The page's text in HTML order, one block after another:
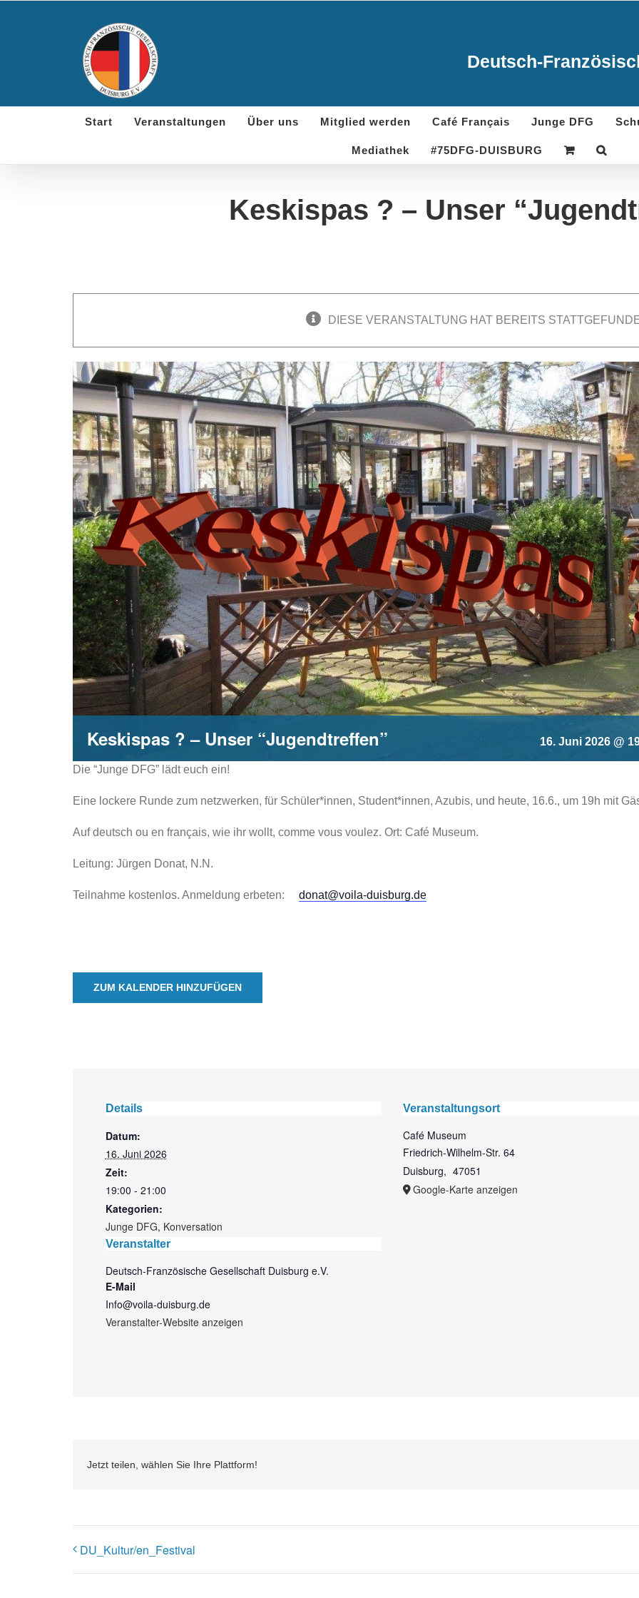
Deutsch-
Start Veranstaltungen Über uns Mitglied werden Café Français Junge DFG
Mediathek #75DFG-DUISBURG
Keskispas ? – Unser
DIESE VERANSTALTUNG HAT BEREITS
Keskispas ? – Unser “Jugendtreffen” 16. Juni 2026 @
Die “Junge DFG” lädt euch ein!
Eine lockere Runde zum netzwerken, für Schüler*innen, Student*innen, Azubis, und heute, 16.6., um 19h mit
Auf deutsch ou en français, wie ihr wollt, comme vous voulez. Ort: Café Museum.
Leitung: Jürgen Donat, N.N.
Teilnahme kostenlos. Anmeldung erbeten: donat@voila-duisburg.de
ZUM KALENDER HINZUFÜGEN
Details
Datum:
16. Juni 2026
Zeit:
19:00 - 21:00
Kategorien:
Junge DFG, Konversation
Veranstalter
Deutsch-Französische Gesellschaft Duisburg e.V.
E-Mail
Info@voila-duisburg.de
Veranstalter-Website anzeigen
Veranstaltungsort
Café Museum
Friedrich-Wilhelm-Str. 64
Duisburg, 47051
Google-Karte anzeigen
Jetzt teilen, wählen Sie Ihre Plattform!
DU_Kultur/en_Festival